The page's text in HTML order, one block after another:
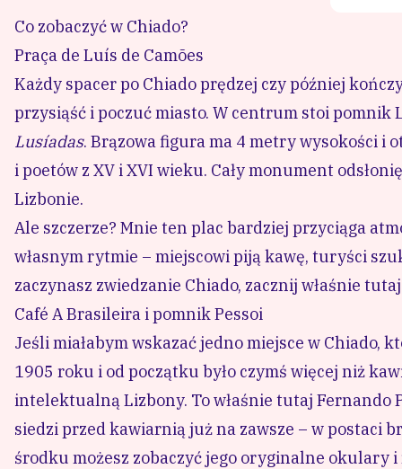
Co zobaczyć w Chiado?
Praça de Luís de Camões
Każdy spacer po Chiado prędzej czy później
przysiąść i poczuć miasto. W centrum stoi
Lusíadas. Brązowa figura ma 4 metry wysokości
i poetów z XV i XVI wieku. Cały monument
Lizbonie.
Ale szczerze? Mnie ten plac bardziej przyciąga
własnym rytmie – miejscowi piją kawę, turyści
zaczynasz zwiedzanie Chiado, zacznij właśnie
Café A Brasileira i pomnik Pessoi
Jeśli miałabym wskazać jedno miejsce w Chiado,
1905 roku i od początku było czymś więcej niż
intelektualną Lizbony. To właśnie tutaj Fernando
siedzi przed kawiarnią już na zawsze – w postaci
środku możesz zobaczyć jego oryginalne okulary